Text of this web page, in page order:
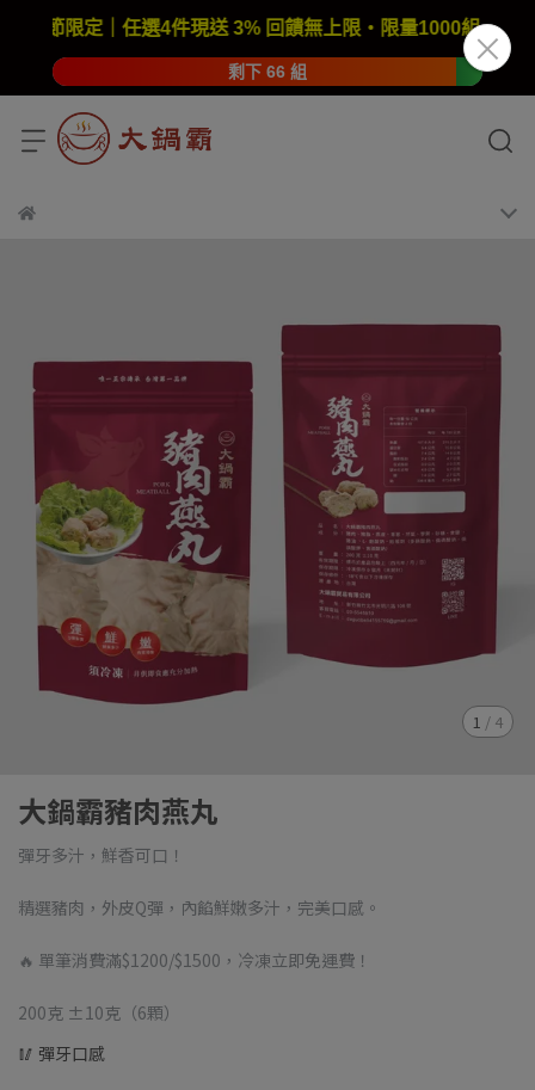
限定｜任選4件現送 3% 回饋無上限・限量1000組｜搭配超
剩下 66 組
1 / 4
大鍋霸豬肉燕丸
彈牙多汁，鮮香可口！
精選豬肉，外皮Q彈，內餡鮮嫩多汁，完美口感。
🔥 單筆消費滿$1200/$1500，冷凍立即免運費！
200克 ±10克（6顆）
🥢 彈牙口感